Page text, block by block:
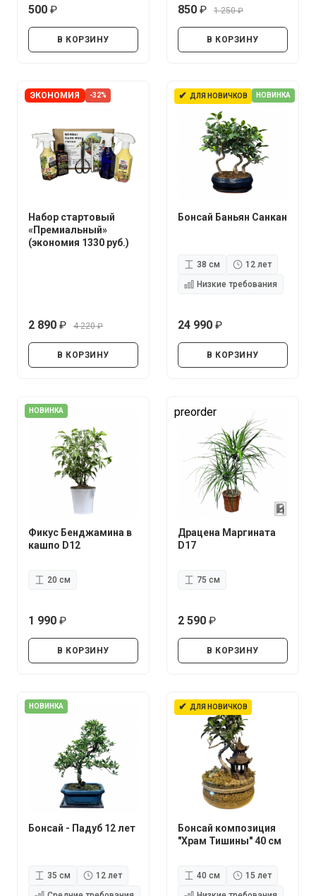
500
В КОРЗИНУ
850
1 250
В КОРЗИНУ
ЭКОНОМИЯ -32%
Набор стартовый
«Премиальный»
(экономия 1330 руб.)
2 890
4 220
В КОРЗИНУ
✔ ДЛЯ НОВИЧКОВ НОВИНКА
Бонсай Баньян Санкан
38 см
12 лет
Низкие требования
24 990
В КОРЗИНУ
НОВИНКА
Фикус Бенджамина в
кашпо D12
20 см
1 990
В КОРЗИНУ
preorder
Драцена Маргината
D17
75 см
2 590
В КОРЗИНУ
НОВИНКА
Бонсай - Падуб 12 лет
35 см
12 лет
✔ ДЛЯ НОВИЧКОВ
Бонсай композиция
"Храм Тишины" 40 см
40 см
15 лет